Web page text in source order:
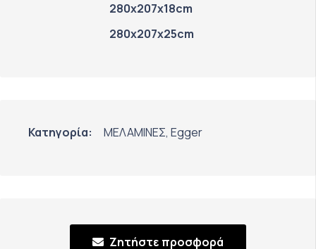
280x207x18cm
280x207x25cm
Κατηγορία: ΜΕΛΑΜΙΝΕΣ, Egger
Ζητήστε προσφορά